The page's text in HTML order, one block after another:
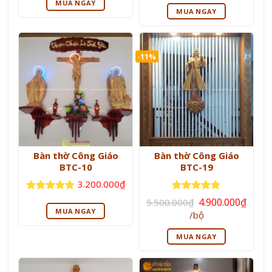
là:
1.800.000₫.
MUA NGAY
sao
là:
2.100.000₫.
MUA NGAY
Bàn thờ Công Giáo
BTC-10
5
3.200.000₫
MUA NGAY
-11%
Bàn thờ Công Giáo
BTC-19
Được xếp
hạng
55
5.500.000₫ Giá
gốc
là:
5.500.000₫.
4.900.000₫
Giá
hiện
tại
là:
/bộ
MUA NGAY